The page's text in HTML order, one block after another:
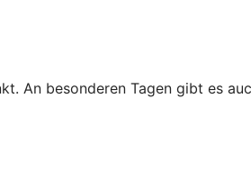
An besonderen Tagen gibt es